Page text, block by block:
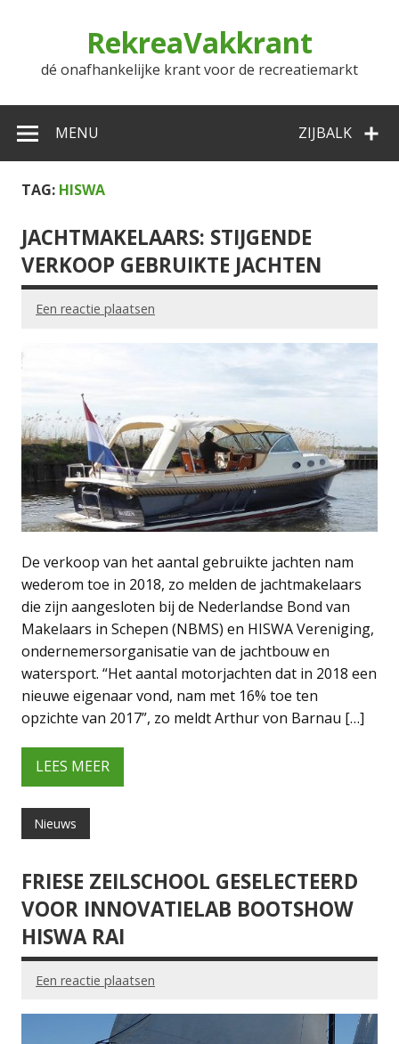
RekreaVakkrant
dé onafhankelijke krant voor de recreatiemarkt
ZIJBALK
MENU
TAG: HISWA
JACHTMAKELAARS: STIJGENDE
VERKOOP GEBRUIKTE JACHTEN
Een reactie plaatsen
De verkoop van het aantal gebruikte jachten nam
wederom toe in 2018, zo melden de jachtmakelaars
die zijn aangesloten bij de Nederlandse Bond van
Makelaars in Schepen (NBMS) en HISWA Vereniging,
ondernemersorganisatie van de jachtbouw en
watersport. “Het aantal motorjachten dat in 2018 een
nieuwe eigenaar vond, nam met 16% toe ten
opzichte van 2017”, zo meldt Arthur von Barnau […]
LEES MEER
Nieuws
FRIESE ZEILSCHOOL GESELECTEERD
VOOR INNOVATIELAB BOOTSHOW
HISWA RAI
Een reactie plaatsen